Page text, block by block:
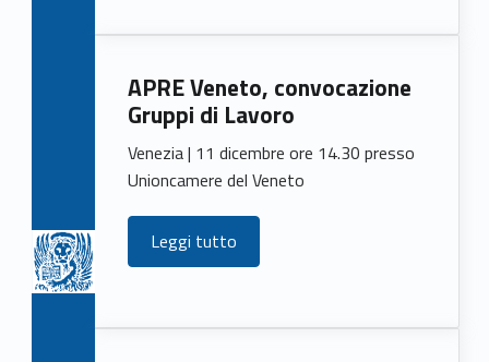
APRE Veneto, convocazione
Gruppi di Lavoro
Venezia | 11 dicembre ore 14.30 presso
Unioncamere del Veneto
Leggi tutto